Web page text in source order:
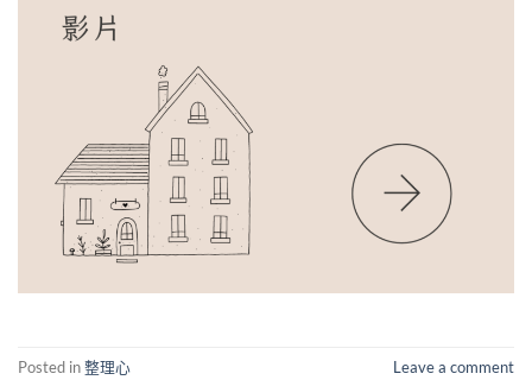
Posted in整理心 Leave a comment